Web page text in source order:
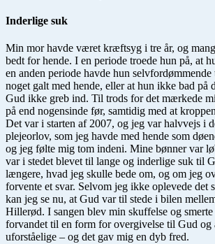
Inderlige suk
Min mor havde været kræftsyg i tre år, og
bedt for hende. I en periode troede hun på, at
en anden periode havde hun
noget galt med hende, eller at hun ikke bad på
Gud ikke greb ind. Til trods for det mærkede
på end nogensinde før, samtidig med at
Det var i starten af 2007, og jeg var halvvejs i
plejeorlov, som jeg havde med hende som
og jeg følte mig tom indeni. Mine bønner var
var i stedet blevet til lange og inderlige suk til
længere, hvad jeg skulle bede om, og om jeg
forvente et svar. Selvom jeg ikke oplevede det
kan jeg se nu, at Gud var til stede i bilen
Hillerød. I sangen blev min skuffelse og
forvandet til en form for overgivelse til Gud og
uforståelige – og det gav mig en dyb fred.